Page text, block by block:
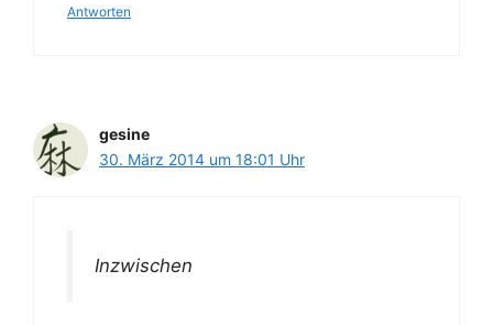
Antworten
gesine
30. März 2014 um 18:01 Uhr
Inzwischen